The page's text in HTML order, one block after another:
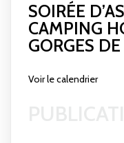
SOIRÉE
CAMPING
GORGES
Voir le calendrier